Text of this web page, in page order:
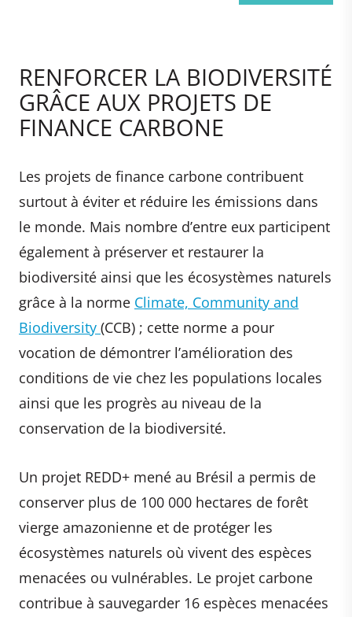
RENFORCER LA BIODIVERSITÉ
GRÂCE AUX PROJETS DE
FINANCE CARBONE
Les projets de finance carbone contribuent
surtout à éviter et réduire les émissions dans
le monde. Mais nombre d’entre eux participent
également à préserver et restaurer la
biodiversité ainsi que les écosystèmes naturels
grâce à la norme Climate, Community and
Biodiversity (CCB) ; cette norme a pour
vocation de démontrer l’amélioration des
conditions de vie chez les populations locales
ainsi que les progrès au niveau de la
conservation de la biodiversité.
Un projet REDD+ mené au Brésil a permis de
conserver plus de 100 000 hectares de forêt
vierge amazonienne et de protéger les
écosystèmes naturels où vivent des espèces
menacées ou vulnérables. Le projet carbone
contribue à sauvegarder 16 espèces menacées